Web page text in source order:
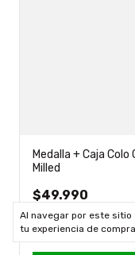
Al navegar por este sitio
tu experiencia de
Medalla + Caja
Milled
$49.990
¡No te lo pierdas, es